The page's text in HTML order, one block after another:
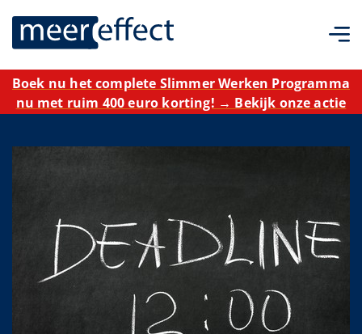
Boek nu het complete Slimmer Werken Programma
nu met ruim 400 euro korting! → Bekijk onze actie